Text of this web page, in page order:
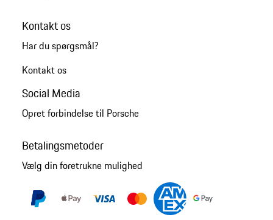
Kontakt os
Har du spørgsmål?
Kontakt os
Social Media
Opret forbindelse til Porsche
Betalingsmetoder
Vælg din foretrukne mulighed